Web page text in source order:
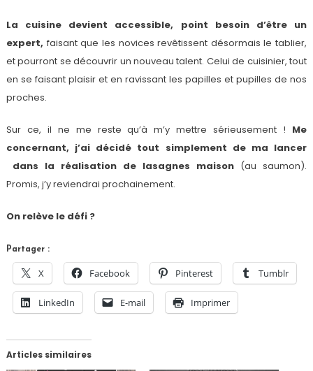
La cuisine devient accessible, point besoin d’être un
expert, faisant que les novices revêtissent désormais le tablier,
et pourront se découvrir un nouveau talent. Celui de cuisinier, tout
en se faisant plaisir et en ravissant les papilles et pupilles de nos
proches.
Sur ce, il ne me reste qu’à m’y mettre sérieusement ! Me
concernant, j’ai décidé tout simplement de ma lancer
dans la réalisation de lasagnes maison (au saumon).
Promis, j’y reviendrai prochainement.
On relève le défi ?
Partager :
X Facebook Pinterest Tumblr
LinkedIn E-mail Imprimer
Articles similaires